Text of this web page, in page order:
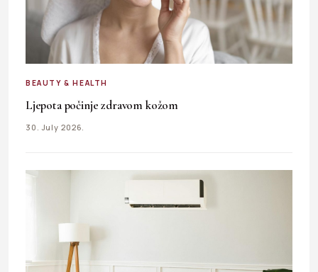
BEAUTY & HEALTH
Ljepota počinje zdravom kožom
30. July 2026.